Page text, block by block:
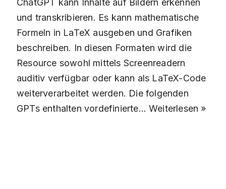
ChatGPT kann Inhalte auf Bildern erkennen
und transkribieren. Es kann mathematische
Formeln in LaTeX ausgeben und Grafiken
beschreiben. In diesen Formaten wird die
Resource sowohl mittels Screenreadern
auditiv verfügbar oder kann als LaTeX-Code
weiterverarbeitet werden. Die folgenden
GPTs enthalten vordefinierte… Weiterlesen »